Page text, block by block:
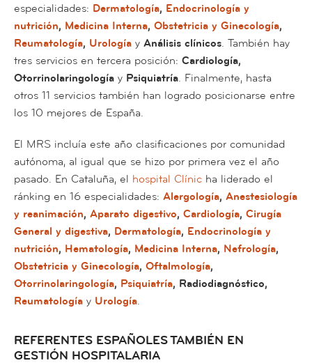
especialidades: Dermatología, Endocrinología y
nutrición, Medicina Interna, Obstetricia y Ginecología,
Reumatología, Urología y Análisis clínicos. También hay
tres servicios en tercera posición: Cardiología,
Otorrinolaringología y Psiquiatría. Finalmente, hasta
otros 11 servicios también han logrado posicionarse entre
los 10 mejores de España.
El MRS incluía este año clasificaciones por comunidad
autónoma, al igual que se hizo por primera vez el año
pasado. En Cataluña, el hospital Clínic ha liderado el
ránking en 16 especialidades: Alergología, Anestesiología
y reanimación, Aparato digestivo, Cardiología, Cirugía
General y digestiva, Dermatología, Endocrinología y
nutrición, Hematología, Medicina Interna, Nefrología,
Obstetricia y Ginecología, Oftalmología,
Otorrinolaringología, Psiquiatría, Radiodiagnóstico,
Reumatología y Urología.
REFERENTES ESPAÑOLES TAMBIÉN EN
GESTIÓN HOSPITALARIA